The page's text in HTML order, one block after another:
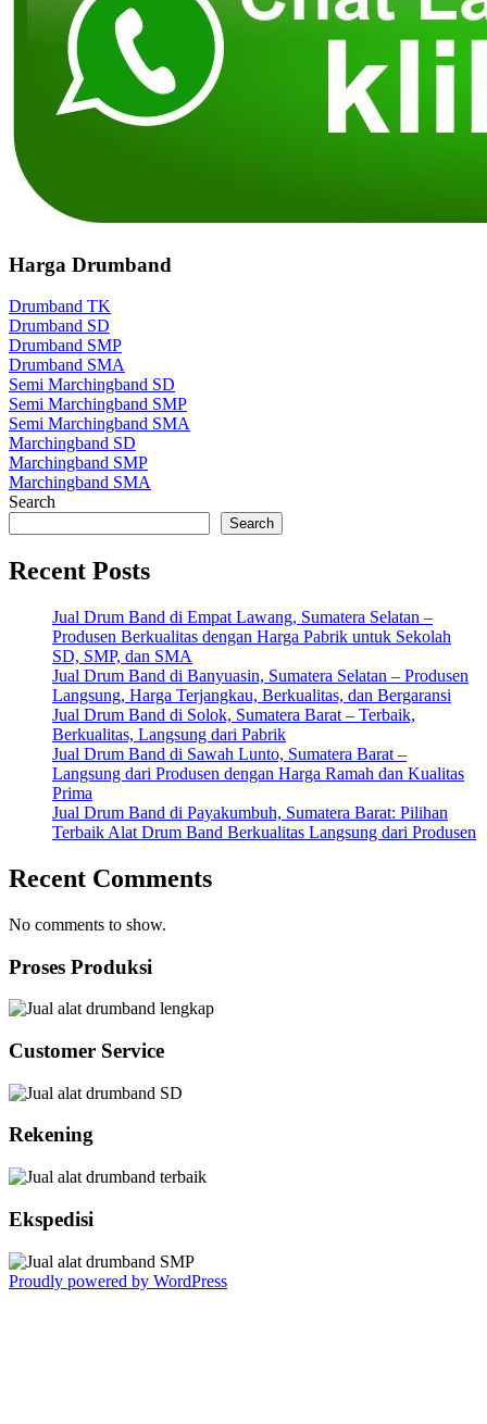
Harga Drumband
Drumband TK
Drumband SD
Drumband SMP
Drumband SMA
Semi Marchingband SD
Semi Marchingband SMP
Semi Marchingband SMA
Marchingband SD
Marchingband SMP
Marchingband SMA
Search
Search
Recent Posts
Jual Drum Band di Empat Lawang, Sumatera Selatan –
Produsen Berkualitas dengan Harga Pabrik untuk Sekolah
SD, SMP, dan SMA
Jual Drum Band di Banyuasin, Sumatera Selatan – Produsen
Langsung, Harga Terjangkau, Berkualitas, dan Bergaransi
Jual Drum Band di Solok, Sumatera Barat – Terbaik,
Berkualitas, Langsung dari Pabrik
Jual Drum Band di Sawah Lunto, Sumatera Barat –
Langsung dari Produsen dengan Harga Ramah dan Kualitas
Prima
Jual Drum Band di Payakumbuh, Sumatera Barat: Pilihan
Terbaik Alat Drum Band Berkualitas Langsung dari Produsen
Recent Comments
No comments to show.
Proses Produksi
Customer Service
Rekening
Ekspedisi
Proudly powered by WordPress